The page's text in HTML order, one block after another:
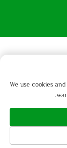
قبل شركة هيباي جايبو
الصفحة الرئيسية
We use cookies